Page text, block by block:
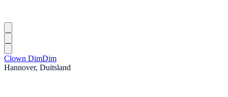
Clown DimDim
Hannover, Duitsland